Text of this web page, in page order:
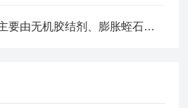
厚型钢结构防火涂料主要由无机胶结剂、膨胀蛭石等组成